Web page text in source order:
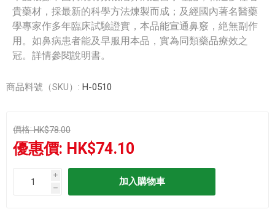
貴藥材，採最新的科學方法煉製而成；及經國內著名醫藥
學專家作多年臨床試驗證實，本品能宣通鼻竅，絶無副作
用。如鼻病患者能及早服用本品，實為同類藥品療效之
冠。詳情參閱說明書。
商品料號（SKU）: H-0510
價格:HK$78.00
優惠價: HK$74.10
i
h